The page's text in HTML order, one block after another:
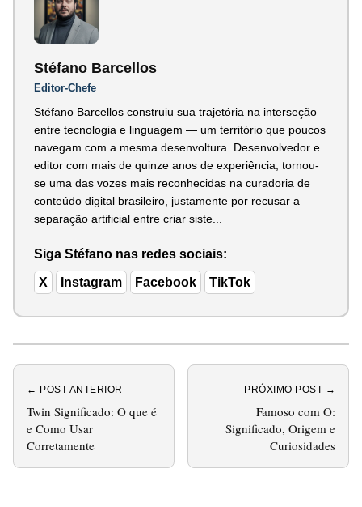
Stéfano Barcellos
Editor-Chefe
Stéfano Barcellos construiu sua trajetória na interseção
entre tecnologia e linguagem — um território que poucos
navegam com a mesma desenvoltura. Desenvolvedor e
editor com mais de quinze anos de experiência, tornou-
se uma das vozes mais reconhecidas na curadoria de
conteúdo digital brasileiro, justamente por recusar a
separação artificial entre criar siste...
Siga Stéfano nas redes sociais:
X Instagram Facebook TikTok
← POST ANTERIOR
Twin Significado: O que é
e Como Usar
Corretamente
PRÓXIMO POST →
Famoso com O:
Significado, Origem e
Curiosidades